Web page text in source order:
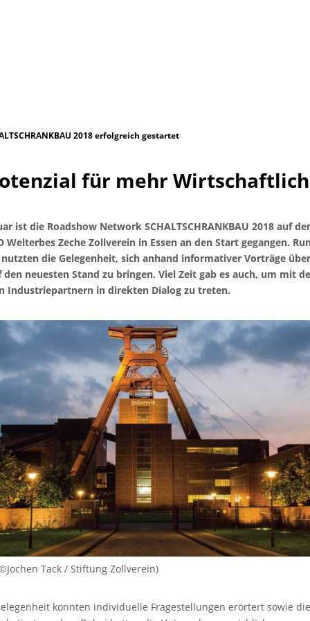
2018 erfolgreich gestartet
für mehr
ist die Roadshow Network SCHALTSCHRANKBAU 2018 auf
Welterbes Zeche Zollverein in Essen an den Start gegangen.
die Gelegenheit, sich anhand informativer Vorträge
den neuesten Stand zu bringen. Viel Zeit gab es auch, um mit
Industriepartnern in direkten Dialog zu treten.
Tack / Stiftung Zollverein)
konnten individuelle Fragestellungen erörtert sowie